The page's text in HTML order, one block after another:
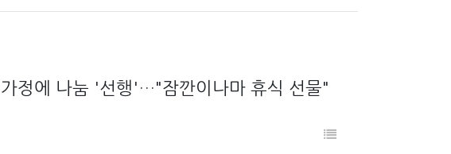
정에 나눔 '선행'…"잠깐이나마 휴식 선물"